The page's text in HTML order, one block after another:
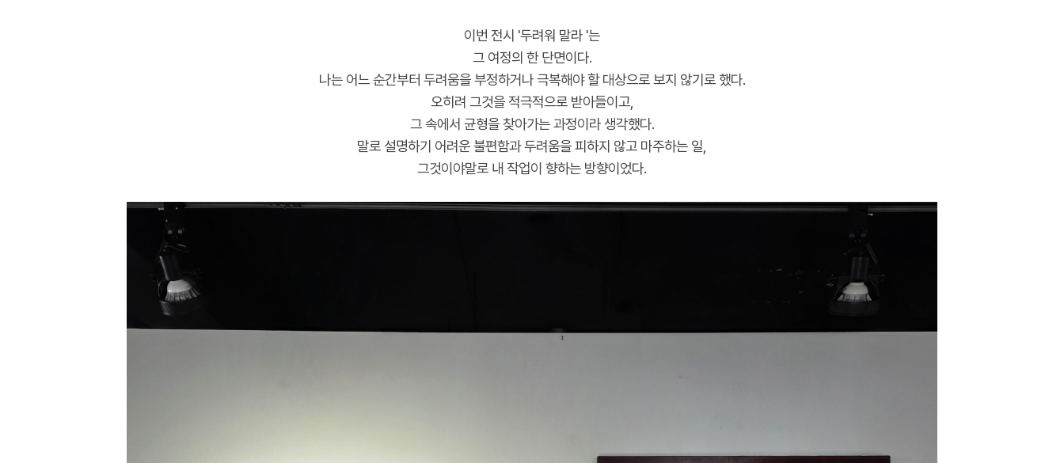
이번 전시 '두려워 말라 '는
그 여정의 한 단면이다.
나는 어느 순간부터 두려움을 부정하거나 극복해야 할 대상으로 보지 않기로 했다.
오히려 그것을 적극적으로 받아들이고,
그 속에서 균형을 찾아가는 과정이라 생각했다.
말로 설명하기 어려운 불편함과 두려움을 피하지 않고 마주하는 일,
그것이야말로 내 작업이 향하는 방향이었다.